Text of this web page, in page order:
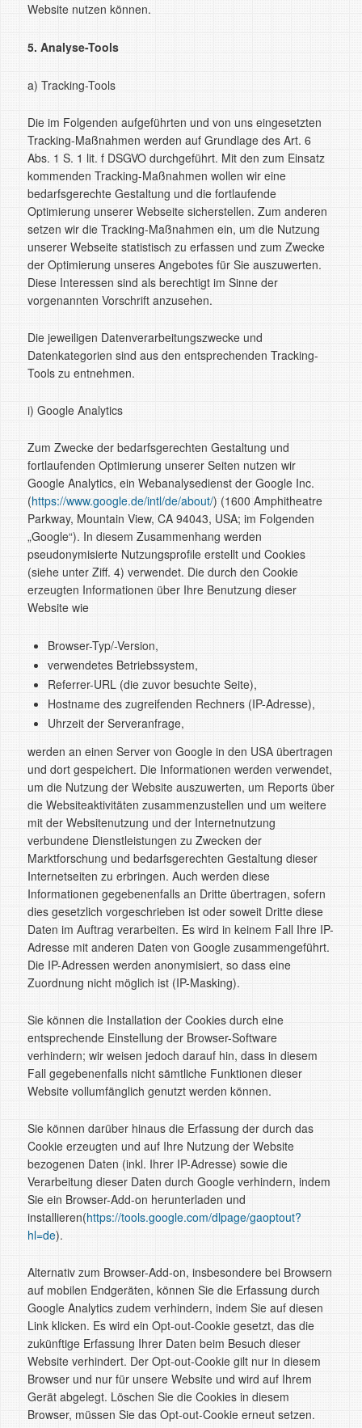
Website nutzen können.
5. Analyse-Tools
a) Tracking-Tools
Die im Folgenden aufgeführten und von uns eingesetzten
Tracking-Maßnahmen werden auf Grundlage des Art. 6
Abs. 1 S. 1 lit. f DSGVO durchgeführt. Mit den zum Einsatz
kommenden Tracking-Maßnahmen wollen wir eine
bedarfsgerechte Gestaltung und die fortlaufende
Optimierung unserer Webseite sicherstellen. Zum anderen
setzen wir die Tracking-Maßnahmen ein, um die Nutzung
unserer Webseite statistisch zu erfassen und zum Zwecke
der Optimierung unseres Angebotes für Sie auszuwerten.
Diese Interessen sind als berechtigt im Sinne der
vorgenannten Vorschrift anzusehen.
Die jeweiligen Datenverarbeitungszwecke und
Datenkategorien sind aus den entsprechenden Tracking-
Tools zu entnehmen.
i) Google Analytics
Zum Zwecke der bedarfsgerechten Gestaltung und
fortlaufenden Optimierung unserer Seiten nutzen wir
Google Analytics, ein Webanalysedienst der Google Inc.
(https://www.google.de/intl/de/about/) (1600 Amphitheatre
Parkway, Mountain View, CA 94043, USA; im Folgenden
„Google“). In diesem Zusammenhang werden
pseudonymisierte Nutzungsprofile erstellt und Cookies
(siehe unter Ziff. 4) verwendet. Die durch den Cookie
erzeugten Informationen über Ihre Benutzung dieser
Website wie
Browser-Typ/-Version,
verwendetes Betriebssystem,
Referrer-URL (die zuvor besuchte Seite),
Hostname des zugreifenden Rechners (IP-Adresse),
Uhrzeit der Serveranfrage,
werden an einen Server von Google in den USA übertragen
und dort gespeichert. Die Informationen werden verwendet,
um die Nutzung der Website auszuwerten, um Reports über
die Websiteaktivitäten zusammenzustellen und um weitere
mit der Websitenutzung und der Internetnutzung
verbundene Dienstleistungen zu Zwecken der
Marktforschung und bedarfsgerechten Gestaltung dieser
Internetseiten zu erbringen. Auch werden diese
Informationen gegebenenfalls an Dritte übertragen, sofern
dies gesetzlich vorgeschrieben ist oder soweit Dritte diese
Daten im Auftrag verarbeiten. Es wird in keinem Fall Ihre IP-
Adresse mit anderen Daten von Google zusammengeführt.
Die IP-Adressen werden anonymisiert, so dass eine
Zuordnung nicht möglich ist (IP-Masking).
Sie können die Installation der Cookies durch eine
entsprechende Einstellung der Browser-Software
verhindern; wir weisen jedoch darauf hin, dass in diesem
Fall gegebenenfalls nicht sämtliche Funktionen dieser
Website vollumfänglich genutzt werden können.
Sie können darüber hinaus die Erfassung der durch das
Cookie erzeugten und auf Ihre Nutzung der Website
bezogenen Daten (inkl. Ihrer IP-Adresse) sowie die
Verarbeitung dieser Daten durch Google verhindern, indem
Sie ein Browser-Add-on herunterladen und
installieren(https://tools.google.com/dlpage/gaoptout?
hl=de).
Alternativ zum Browser-Add-on, insbesondere bei Browsern
auf mobilen Endgeräten, können Sie die Erfassung durch
Google Analytics zudem verhindern, indem Sie auf diesen
Link klicken. Es wird ein Opt-out-Cookie gesetzt, das die
zukünftige Erfassung Ihrer Daten beim Besuch dieser
Website verhindert. Der Opt-out-Cookie gilt nur in diesem
Browser und nur für unsere Website und wird auf Ihrem
Gerät abgelegt. Löschen Sie die Cookies in diesem
Browser, müssen Sie das Opt-out-Cookie erneut setzen.